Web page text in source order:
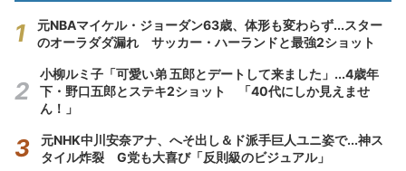
元NBAマイケル・ジョーダン63歳、体形も変わらず...スター
のオーラダダ漏れ サッカー・ハーランドと最強2ショット
小柳ルミ子「可愛い弟 五郎とデートして来ました」...4歳年
下・野口五郎とステキ2ショット 「40代にしか見えませ
ん！」
元NHK中川安奈アナ、へそ出し＆ド派手巨人ユニ姿で...神ス
タイル炸裂 G党も大喜び「反則級のビジュアル」